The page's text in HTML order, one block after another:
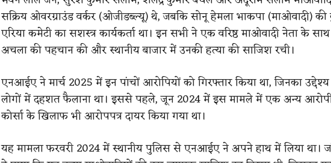
सक्रिय ओवरग्राउंड वर्कर (ओजीडब्ल्यू) थे, जबकि सोनू हेमला भाकपा (माओवादी) की
एरिया कमेटी का सशस्त्र कार्यकर्ता था। इन सभी ने एक वरिष्ठ माओवादी नेता के
अचला की पहचान की और स्थानीय बाजार में उनकी हत्या की साजिश रची।
एनआईए ने मार्च 2025 में इन पांचों आरोपियों को गिरफ्तार किया था, जिनका उद्देश्य
लोगों में दहशत फैलाना था। इससे पहले, जून 2024 में इस मामले में एक अन्य
कोर्सा के खिलाफ भी आरोपपत्र दायर किया गया था।
यह मामला फरवरी 2024 में स्थानीय पुलिस से एनआईए ने अपने हाथ में लिया था।